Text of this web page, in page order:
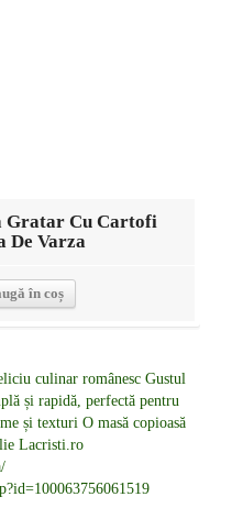
Gratar Cu Cartofi
De Varza
în coș